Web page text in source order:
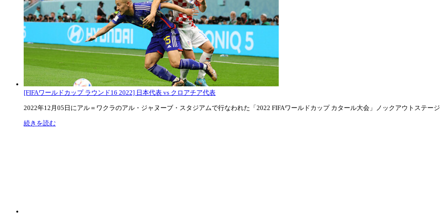
[FIFAワールドカップ ラウンド16 2022] 日本代表 vs クロアチア代表
2022年12月05日にアル＝ワクラのアル・ジャヌーブ・スタジアムで行なわれた「2022 FIFAワールドカップ カタール大会」ノックアウトステージ
続きを読む